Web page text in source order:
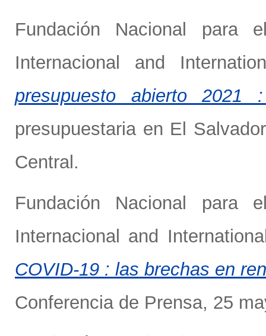
Fundación Nacional para
Internacional
and
presupuesto abierto 2021
presupuestaria en El
Central.
Fundación Nacional para
Internacional and
COVID-19 : las brechas en
Conferencia de Prensa, 25